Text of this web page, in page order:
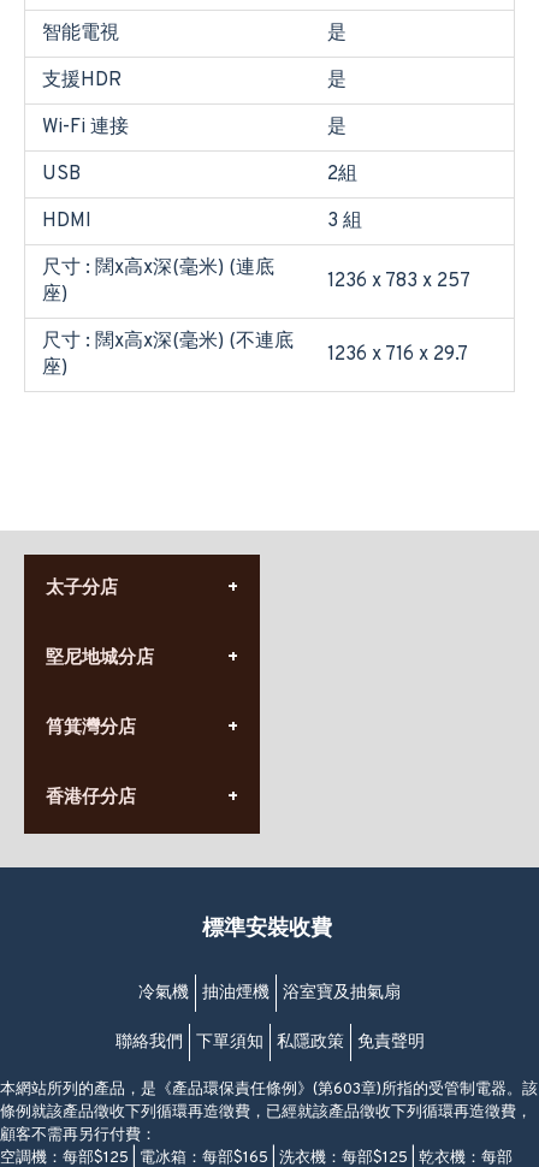
智能電視
是
支援HDR
是
Wi-Fi 連接
是
USB
2組
HDMI
3 組
尺寸 : 闊x高x深(毫米) (連底
座)
1236 x 783 x 257
尺寸 : 闊x高x深(毫米) (不連底
座)
1236 x 716 x 29.7
太子分店
營業時間:
九龍太子太子道西141號
堅尼地城分店
營業時間:
香港堅尼地城卑路乍街
(堅尼地城地鐵站B出口)
筲箕灣分店
營業時間:
(10:00am-20:30pm)
香港仔分店
營業時間:
香港香港仔成都道20-28號
(黃竹坑地鐵站轉4M專線小巴)
標準安裝收費
冷氣機 抽油煙機 浴室寶及抽氣扇
聯絡我們 下單須知 私隱政策 免責聲明
本網站所列的產品，是《產品環保責任條例》(第603章)所指的受管制電器。該
條例就該產品徵收下列循環再造徵費，已經就該產品徵收下列循環再造徵費，
顧客不需再另行付費：
空調機：每部$125 | 電冰箱：每部$165 | 洗衣機：每部$125 | 乾衣機：每部